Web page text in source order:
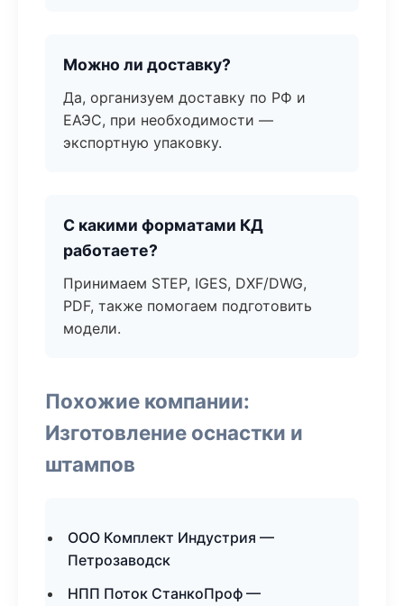
Можно ли доставку?
Да, организуем доставку по РФ и
ЕАЭС, при необходимости —
экспортную упаковку.
С какими форматами КД
работаете?
Принимаем STEP, IGES, DXF/DWG,
PDF, также помогаем подготовить
модели.
Похожие компании:
Изготовление оснастки и
штампов
ООО Комплект Индустрия —
Петрозаводск
НПП Поток СтанкоПроф —